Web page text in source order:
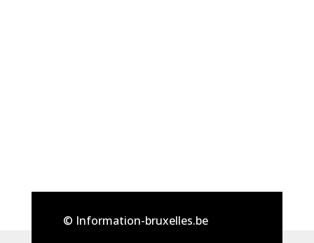
© Information-bruxelles.be